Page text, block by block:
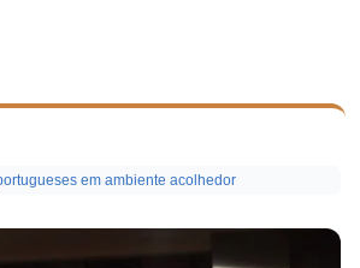
em ambiente acolhedor